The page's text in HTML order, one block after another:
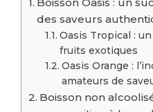
des saveurs
Oasis Tropical :
fruits exotiques
Oasis Orange :
amateurs de
Boisson non